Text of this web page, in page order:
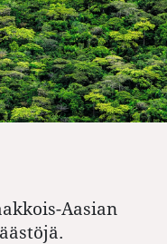
Aasian